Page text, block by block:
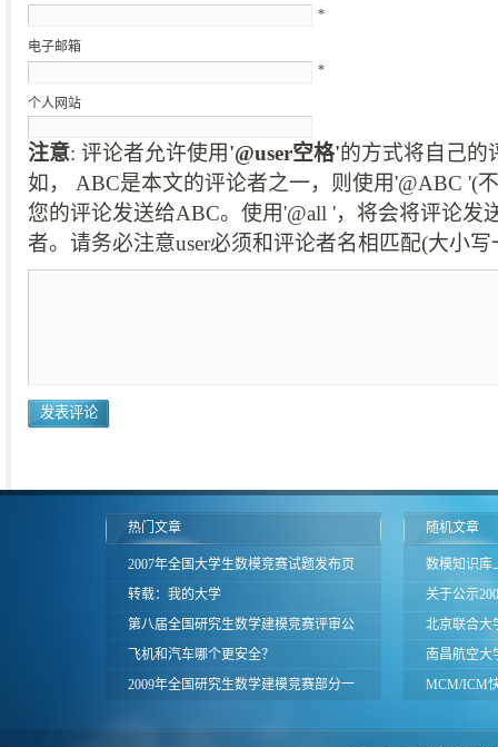
*
电子邮箱
*
个人网站
注意: 评论者允许使用'@user空格'的方式将自己的
如， ABC是本文的评论者之一，则使用'@ABC '(
您的评论发送给ABC。使用'@all '，将会将评论发
者。请务必注意user必须和评论者名相匹配(大小写
热门文章
2007年全国大学生数模竞赛试题发布页
面
转载：我的大学
第八届全国研究生数学建模竞赛评审公
告
飞机和汽车哪个更安全？
2009年全国研究生数学建模竞赛部分一
随机文章
数模知识库
关于公示
赛湖南赛区
北京联合大
赛赛题
南昌航空大
MCM/ICM